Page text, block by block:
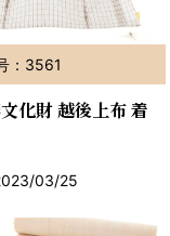
：3561
化財 越後上布 着
03/25